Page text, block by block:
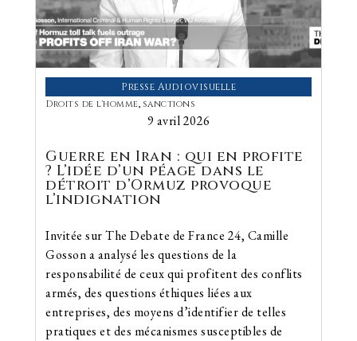
Presse Audiovisuelle
Droits de l'homme, sanctions
9 avril 2026
Guerre en Iran : qui en profite
? L’idée d’un péage dans le
détroit d’Ormuz provoque
l’indignation
Invitée sur The Debate de France 24, Camille
Gosson a analysé les questions de la
responsabilité de ceux qui profitent des conflits
armés, des questions éthiques liées aux
entreprises, des moyens d’identifier de telles
pratiques et des mécanismes susceptibles de